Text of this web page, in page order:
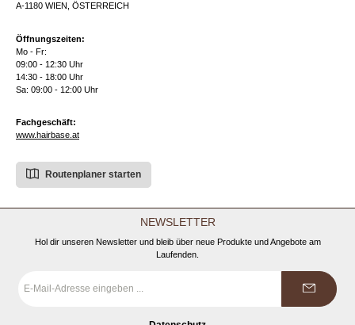
A-1180 WIEN, ÖSTERREICH
Öffnungszeiten:
Mo - Fr:
09:00 - 12:30 Uhr
14:30 - 18:00 Uhr
Sa: 09:00 - 12:00 Uhr
Fachgeschäft:
www.hairbase.at
Routenplaner starten
NEWSLETTER
Hol dir unseren Newsletter und bleib über neue Produkte und Angebote am
Laufenden.
Mail-